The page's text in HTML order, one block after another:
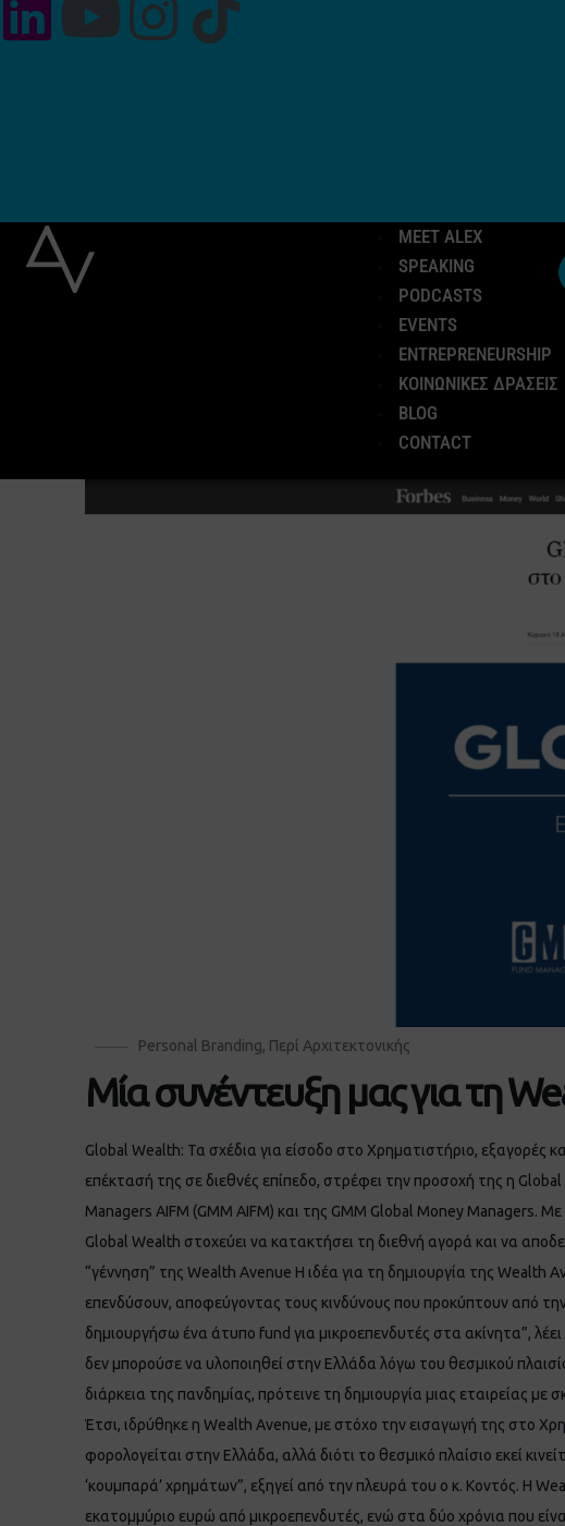
MEET ALEX
SPEAKING
PODCASTS
EVENTS
ENTREPRENEURSHIP
ΚΟΙΝΩΝΙΚΕΣ ΔΡΑΣΕΙΣ
BLOG
CONTACT
Personal Branding, Περί Αρχιτεκτονικής
Μία συνέντευξη μας για τη
Global Wealth: Τα σχέδια για είσοδο στο Χρηματιστήριο, εξαγορές
επέκτασή της σε διεθνές επίπεδο, στρέφει την προσοχή της η
Managers AIFM (GMM AIFM) και της GMM Global Money Managers.
Global Wealth στοχεύει να κατακτήσει τη διεθνή αγορά και να
“γέννηση” της Wealth Avenue Η ιδέα για τη δημιουργία της
επενδύσουν, αποφεύγοντας τους κινδύνους που προκύπτουν από
δημιουργήσω ένα άτυπο fund για μικροεπενδυτές στα ακίνητα”,
δεν μπορούσε να υλοποιηθεί στην Ελλάδα λόγω του θεσμικού
διάρκεια της πανδημίας, πρότεινε τη δημιουργία μιας εταιρείας
Έτσι, ιδρύθηκε η Wealth Avenue, με στόχο την εισαγωγή της στο
φορολογείται στην Ελλάδα, αλλά διότι το θεσμικό πλαίσιο εκεί
‘κουμπαρά’ χρημάτων”, εξηγεί από την πλευρά του ο κ. Κοντός. Η
εκατομμύριο ευρώ από μικροεπενδυτές, ενώ στα δύο χρόνια που